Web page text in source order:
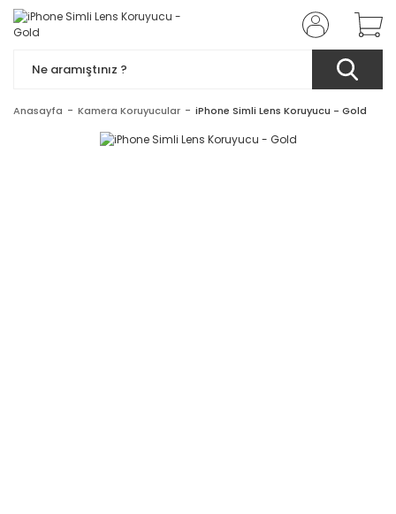
Anasayfa Kamera Koruyucular iPhone Simli Lens Koruyucu - Gold